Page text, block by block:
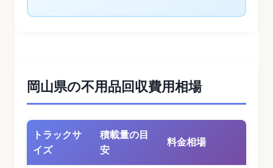
岡山県の不用品回収費用相場
トラックサ
イズ
積載量の目
安
料金相場